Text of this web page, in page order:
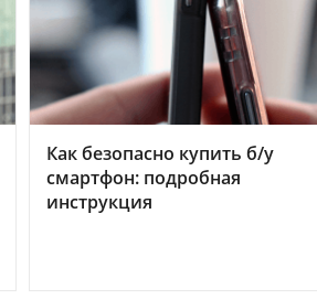
Как безопасно купить б/у
смартфон: подробная
инструкция